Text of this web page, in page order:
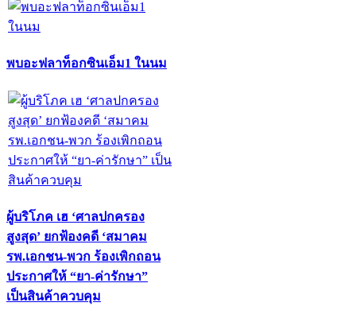
พบอะฟลาท็อกซินเอ็ม1 ในนม
ผู้บริโภค เฮ ‘ศาลปกครอง
สูงสุด’ ยกฟ้องคดี ‘สมาคม
รพ.เอกชน-พวก ร้องเพิกถอน
ประกาศให้ “ยา-ค่ารักษา”
เป็นสินค้าควบคุม